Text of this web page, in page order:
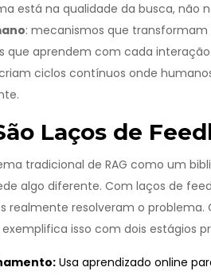
está na qualidade da busca, não
: mecanismos que transformam
que aprendem com cada
ciclos contínuos onde
Laços de
tradicional de RAG como um
algo diferente. Com laços de
realmente resolveram o problema.
isso com dois estágios
Usa aprendizado online